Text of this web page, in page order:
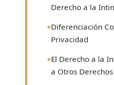
Derecho a la
Diferenciación
Privacidad
El Derecho a la
a Otros